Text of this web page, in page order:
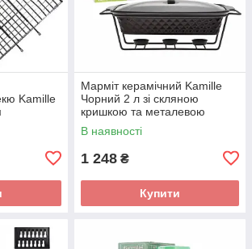
Kamille
Марміт керамічний Kamille
Чорний 2 л зі скляною
кришкою та металевою
підставкою KM-6421
В наявності
1 248 ₴
Купити